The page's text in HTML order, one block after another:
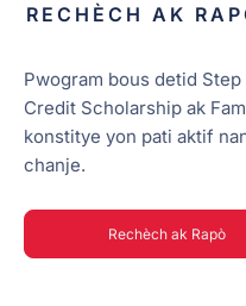
RECHÈCH AK
Pwogram bous detid
Credit Scholarship ak
konstitye yon pati aktif
chanje.
Rechèch ak Rapò